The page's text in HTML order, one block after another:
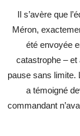
Il s’avère que
Méron,
été envoyée
catastrophe – et
pause sans limite.
a témoigné
commandant